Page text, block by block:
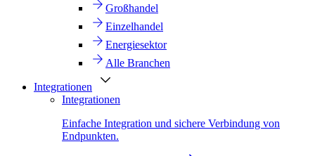
Großhandel
Einzelhandel
Energiesektor
Alle Branchen
Integrationen
Integrationen
Einfache Integration und sichere Verbindung von
Endpunkten.